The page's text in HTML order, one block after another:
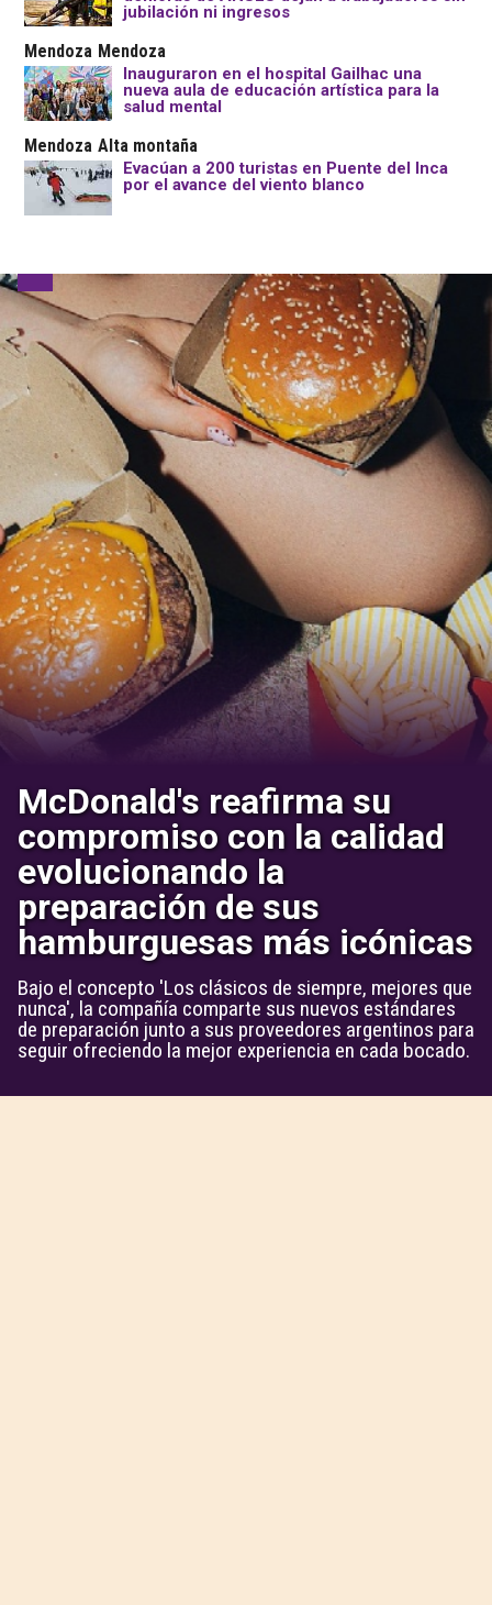
jubilación ni ingresos
Mendoza Mendoza
Inauguraron en el hospital Gailhac una
nueva aula de educación artística para la
salud mental
Mendoza Alta montaña
Evacúan a 200 turistas en Puente del Inca
por el avance del viento blanco
McDonald's reafirma su
compromiso con la calidad
evolucionando la
preparación de sus
hamburguesas más icónicas
Bajo el concepto 'Los clásicos de siempre, mejores que
nunca', la compañía comparte sus nuevos estándares
de preparación junto a sus proveedores argentinos para
seguir ofreciendo la mejor experiencia en cada bocado.